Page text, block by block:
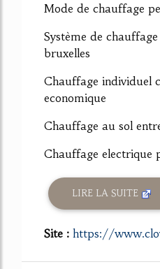
Mode de chauffage
Système de
bruxelles
Chauffage individuel
economique
Chauffage au sol
Chauffage electrique
LIRE LA SUITE
Site : https://